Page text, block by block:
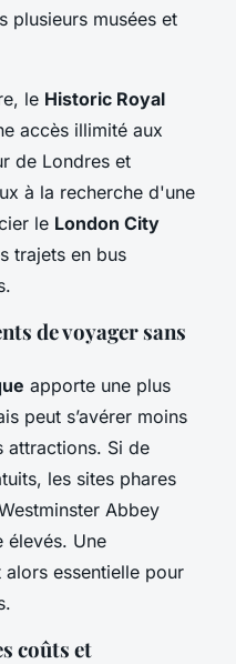
plusieurs musées et
le Historic Royal
accès illimité aux
de Londres et
à la recherche d'une
le London City
trajets en bus
de voyager sans
apporte une plus
peut s’avérer moins
attractions. Si de
les sites phares
Abbey
élevés. Une
essentielle pour
coûts et